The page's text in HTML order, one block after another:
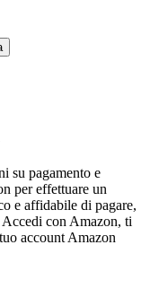
su pagamento e
per effettuare un
e affidabile di pagare,
con Amazon, ti
account Amazon